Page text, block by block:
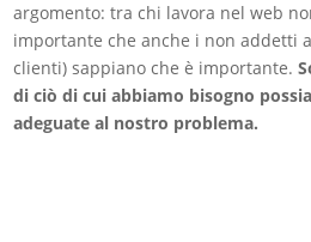
argomento: tra chi lavora nel web
importante che anche i non addetti
clienti) sappiano che è importante.
di ciò di cui abbiamo bisogno
adeguate al nostro problema.